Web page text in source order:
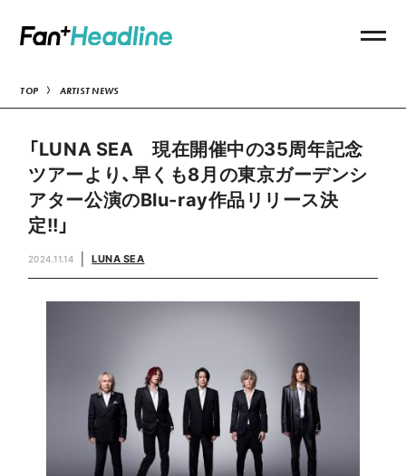
TOP ARTIST NEWS
「LUNA SEA 現在開催中の35周年記念
ツアーより、早くも8月の東京ガーデンシ
アター公演のBlu-ray作品リリース決
定!!」
2024.11.14 LUNA SEA